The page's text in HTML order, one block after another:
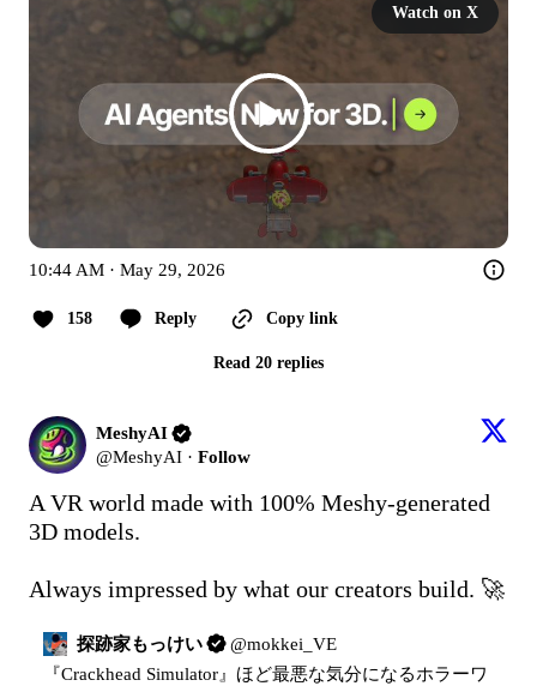
Watch on X
10:44 AM · May 29, 2026
158 Reply Copy link
Read 20 replies
MeshyAI
@MeshyAI · Follow
A VR world made with 100% Meshy-generated
3D models.
Always impressed by what our creators build. 🚀
探跡家もっけい @mokkei_VE
『Crackhead Simulator』ほど最悪な気分になるホラーワ